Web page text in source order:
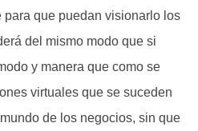
para que puedan visionarlo los
del mismo modo que si
y manera que como se
virtuales que se suceden
de los negocios, sin que